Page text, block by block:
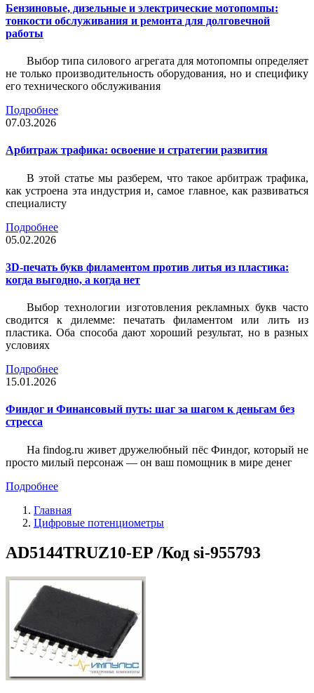
Бензиновые, дизельные и электрические мотопомпы:
тонкости обслуживания и ремонта для долговечной
работы
Выбор типа силового агрегата для мотопомпы определяет
не только производительность оборудования, но и специфику
его технического обслуживания
Подробнее
07.03.2026
Арбитраж трафика: освоение и стратегии развития
В этой статье мы разберем, что такое арбитраж трафика,
как устроена эта индустрия и, самое главное, как развиваться
специалисту
Подробнее
05.02.2026
3D-печать букв филаментом против литья из пластика:
когда выгодно, а когда нет
Выбор технологии изготовления рекламных букв часто
сводится к дилемме: печатать филаментом или лить из
пластика. Оба способа дают хороший результат, но в разных
условиях
Подробнее
15.01.2026
Финдог и Финансовый путь: шаг за шагом к деньгам без
стресса
На findog.ru живет дружелюбный пёс Финдог, который не
просто милый персонаж — он ваш помощник в мире денег
Подробнее
Главная
Цифровые потенциометры
AD5144TRUZ10-EP /Код si-955793